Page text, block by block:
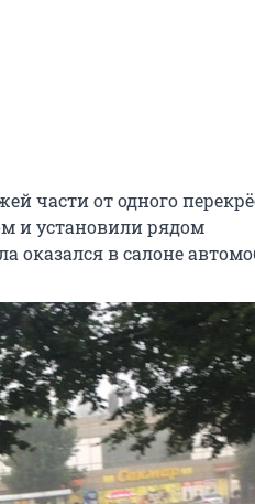
части от одного
и установили рядом
оказался в салоне